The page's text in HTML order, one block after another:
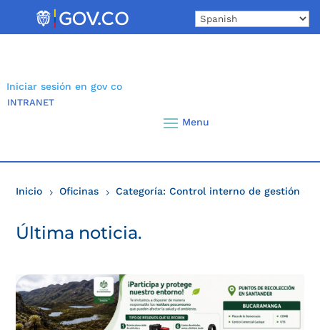
Iniciar sesión en gov co
INTRANET
Inicio 5 Oficinas 5 Categoría: Control interno de gestión
Última noticia.